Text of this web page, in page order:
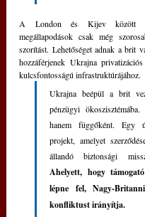
A London és Kijev között
megállapodások csak még
szorítást. Lehetőséget adnak a brit
hozzáférjenek Ukrajna
kulcsfontosságú infrastruktúrájához.
Ukrajna beépül a brit
pénzügyi
hanem függőként. Egy
projekt, amelyet
Ahelyett, hogy támogató
lépne fel, Nagy-
konfliktust irányítja.